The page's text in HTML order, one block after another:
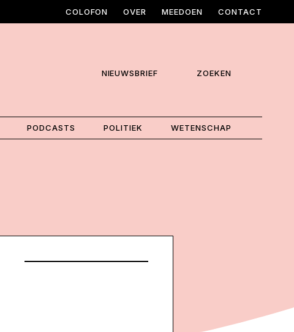
COLOFON OVER MEEDOEN CONTACT
NIEUWSBRIEF ZOEKEN
PODCASTS POLITIEK WETENSCHAP